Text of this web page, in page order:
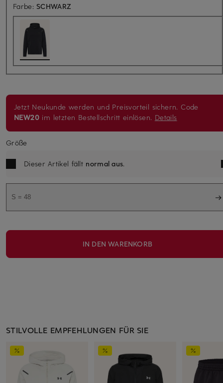
Farbe: SCHWARZ
Jetzt Neukunde werden und Preisvorteil sichern. Code
NEW20 im letzten Bestellschritt einlösen. Details
Größe
Dieser Artikel fällt normal aus.
S = 48
IN DEN WARENKORB
STILVOLLE EMPFEHLUNGEN FÜR SIE